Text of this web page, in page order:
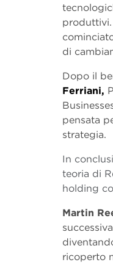
produttivi.
di
Dopo il
Ferriani,
pensata
strategia.
In
teoria di
holding
Martin
ricoperto